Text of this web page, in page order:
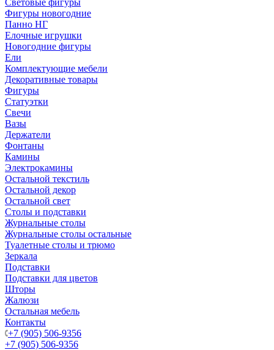
Световые фигуры
Фигуры новогодние
Панно НГ
Елочные игрушки
Новогодние фигуры
Ели
Комплектующие мебели
Декоративные товары
Фигуры
Статуэтки
Свечи
Вазы
Держатели
Фонтаны
Камины
Электрокамины
Остальной текстиль
Остальной декор
Остальной свет
Столы и подставки
Журнальные столы
Журнальные столы остальные
Туалетные столы и трюмо
Зеркала
Подставки
Подставки для цветов
Шторы
Жалюзи
Остальная мебель
Контакты
+7 (905) 506-9356
+7 (905) 506-9356